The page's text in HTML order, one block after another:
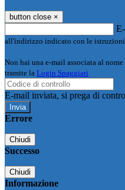
button close ×
all'indirizzo indicato con le istruzioni
Non hai una e-mail associata al
tramite la Login Spaggiari
E-mail inviata, si prega di
Errore
Chiudi
Successo
Chiudi
Informazione